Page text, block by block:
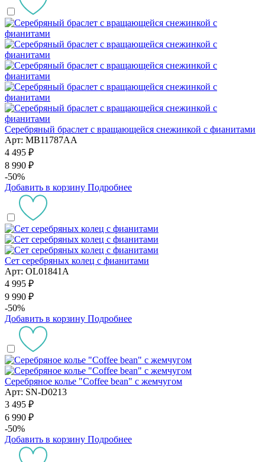
Серебряный браслет с вращающейся снежинкой с фианитами
Арт: MB11787AA
4 495 ₽
8 990 ₽
-50%
Добавить в корзину Подробнее
Сет серебряных колец с фианитами
Арт: OL01841A
4 995 ₽
9 990 ₽
-50%
Добавить в корзину Подробнее
Серебряное колье "Coffee bean" с жемчугом
Арт: SN-D0213
3 495 ₽
6 990 ₽
-50%
Добавить в корзину Подробнее